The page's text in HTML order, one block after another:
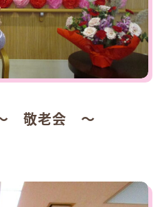
敬老会 ～